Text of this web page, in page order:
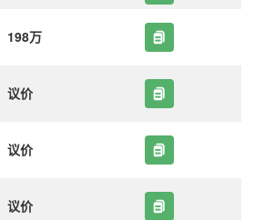
198万
议价
议价
议价